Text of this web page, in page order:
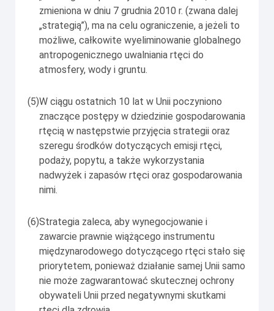
zmieniona w dniu 7 grudnia 2010 r. (zwana dalej
„strategią”), ma na celu ograniczenie, a jeżeli to
możliwe, całkowite wyeliminowanie globalnego
antropogenicznego uwalniania rtęci do
atmosfery, wody i gruntu.
(5)W ciągu ostatnich 10 lat w Unii poczyniono
znaczące postępy w dziedzinie gospodarowania
rtęcią w następstwie przyjęcia strategii oraz
szeregu środków dotyczących emisji rtęci,
podaży, popytu, a także wykorzystania
nadwyżek i zapasów rtęci oraz gospodarowania
nimi.
(6)Strategia zaleca, aby wynegocjowanie i
zawarcie prawnie wiążącego instrumentu
międzynarodowego dotyczącego rtęci stało się
priorytetem, ponieważ działanie samej Unii samo
nie może zagwarantować skutecznej ochrony
obywateli Unii przed negatywnymi skutkami